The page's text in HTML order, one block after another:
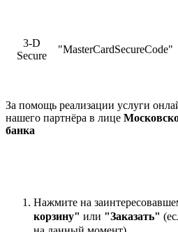
3-D
Secure
"MasterCardSecureCode"
За помощь реализации услуги
нашего партнёра в лице
банка
Нажмите на
корзину" или "Заказать"